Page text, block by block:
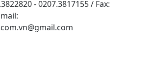
- 0207.3817155 / Fax: